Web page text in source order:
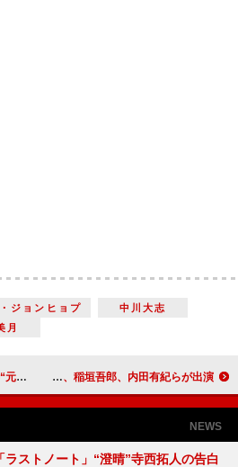
ジョンヒョプ
中川大志
月
ヤする」 NHKドラマ10「燕は戻ってこない 」制作開始 石橋静河、稲垣吾郎、内田有紀らが出演
NEWS
「ラストノート」“澄晴”寺西拓人の告白